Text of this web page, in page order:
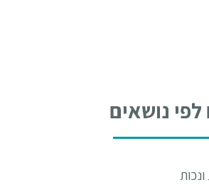
נושאים